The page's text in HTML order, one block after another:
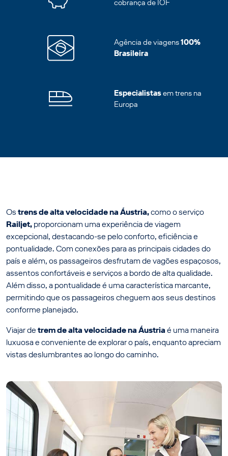
cobrança de IOF
Agência de viagens100%
Brasileira
Especialistasem trens na
Europa
Ostrens de alta velocidade na Áustria,como o serviço
Railjet,proporcionam uma experiência de viagem
excepcional, destacando-se pelo conforto, eficiência e
pontualidade. Com conexões para as principais cidades do
país e além, os passageiros desfrutam de vagões espaçosos,
assentos confortáveis e serviços a bordo de alta qualidade.
Além disso, a pontualidade é uma característica marcante,
permitindo que os passageiros cheguem aos seus destinos
conforme planejado.
Viajar detrem de alta velocidade na Áustriaé uma maneira
luxuosa e conveniente de explorar o país, enquanto apreciam
vistas deslumbrantes ao longo do caminho.